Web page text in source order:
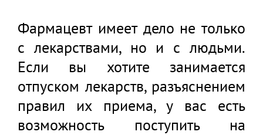
Фармацевт имеет дело не только
с лекарствами, но и с людьми.
Если вы хотите занимается
отпуском лекарств, разъяснением
правил их приема, у вас есть
возможность поступить на